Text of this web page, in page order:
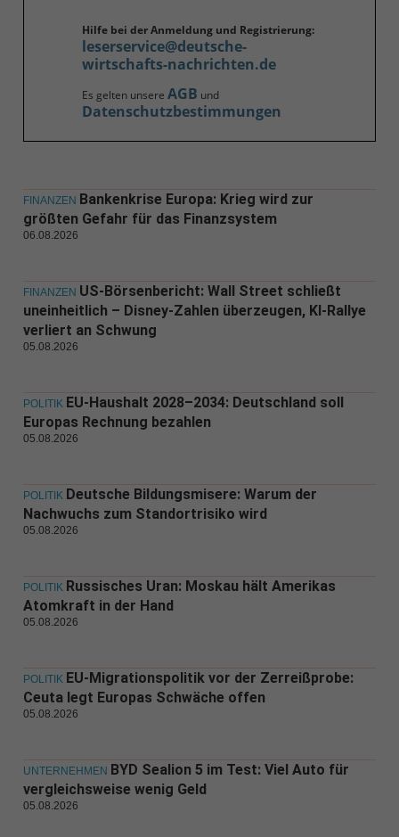
Hilfe bei der Anmeldung und Registrierung:
leserservice@deutsche-
wirtschafts-nachrichten.de
Es gelten unsere AGB und
Datenschutzbestimmungen
FINANZEN Bankenkrise Europa: Krieg wird zur
größten Gefahr für das Finanzsystem
06.08.2026
FINANZEN US-Börsenbericht: Wall Street schließt
uneinheitlich – Disney-Zahlen überzeugen, KI-Rallye
verliert an Schwung
05.08.2026
POLITIK EU-Haushalt 2028–2034: Deutschland soll
Europas Rechnung bezahlen
05.08.2026
POLITIK Deutsche Bildungsmisere: Warum der
Nachwuchs zum Standortrisiko wird
05.08.2026
POLITIK Russisches Uran: Moskau hält Amerikas
Atomkraft in der Hand
05.08.2026
POLITIK EU-Migrationspolitik vor der Zerreißprobe:
Ceuta legt Europas Schwäche offen
05.08.2026
UNTERNEHMEN BYD Sealion 5 im Test: Viel Auto für
vergleichsweise wenig Geld
05.08.2026